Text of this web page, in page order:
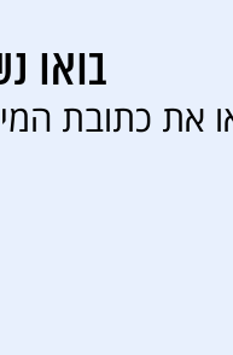
בואו
את כתובת